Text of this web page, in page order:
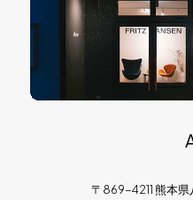
〒869-4211 熊本県